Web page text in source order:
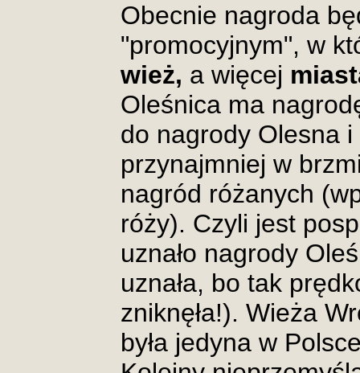
Obecnie nagroda
"promocyjnym", w
wież, a więcej
Oleśnica ma
do nagrody Olesna
przynajmniej w
nagród różanych
róży). Czyli jest
uznało nagrody
uznała, bo tak
zniknęła!). Wieża
była jedyna w